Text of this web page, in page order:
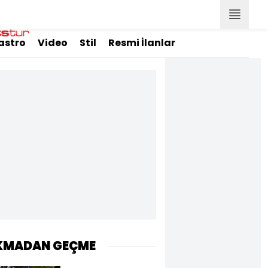
Video Stil Resmi İlanlar
GEÇME